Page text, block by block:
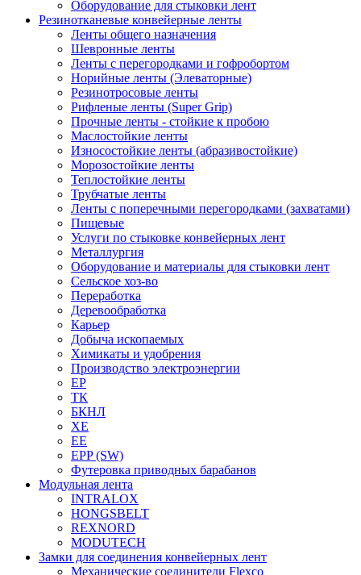
Оборудование для стыковки лент
Резинотканевые конвейерные ленты
Ленты общего назначения
Шевронные ленты
Ленты с перегородками и гофробортом
Норийные ленты (Элеваторные)
Резинотросовые ленты
Рифленые ленты (Super Grip)
Прочные ленты - стойкие к пробою
Маслостойкие ленты
Износостойкие ленты (абразивостойкие)
Морозостойкие ленты
Теплостойкие ленты
Трубчатые ленты
Ленты с поперечными перегородками (захватами)
Пищевые
Услуги по стыковке конвейерных лент
Металлургия
Оборудование и материалы для стыковки лент
Сельское хоз-во
Переработка
Деревообработка
Карьер
Добыча ископаемых
Химикаты и удобрения
Производство электроэнергии
EP
ТК
БКНЛ
XE
EE
EPP (SW)
Футеровка приводных барабанов
Модульная лента
INTRALOX
HONGSBELT
REXNORD
MODUTECH
Замки для соединения конвейерных лент
Механические соединители Flexco